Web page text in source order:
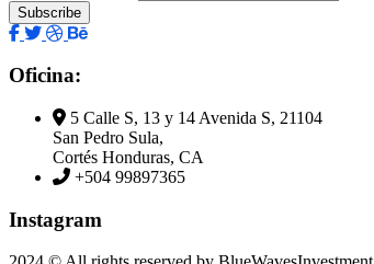
Oficina:
5 Calle S, 13 y 14 Avenida S, 21104
San Pedro Sula,
Cortés Honduras, CA
+504 99897365
Instagram